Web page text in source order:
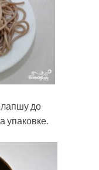
лапшу до
упаковке.